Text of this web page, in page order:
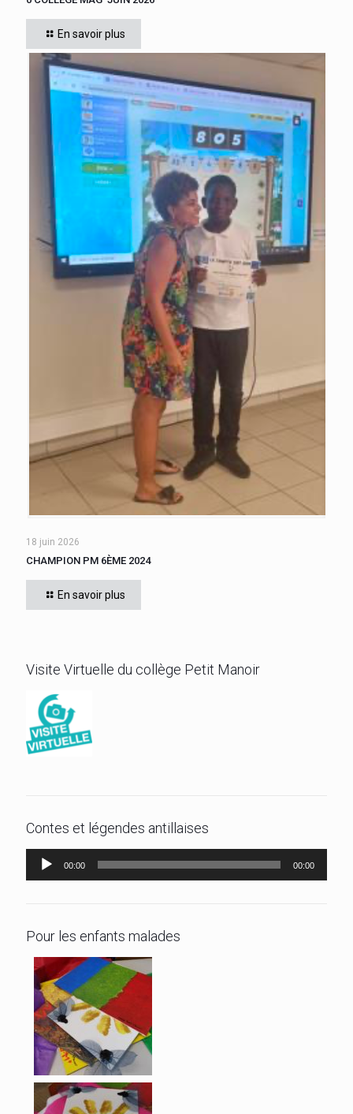
En savoir plus
Une finale opposant les classes de 601 et 602 a vu la victoire
de WILLIAM Chris, de 601, qui obtient le titre de meilleur 6ème.
Bravo![…]
18 juin 2026
CHAMPION PM 6ÈME 2024
En savoir plus
Visite Virtuelle du collège Petit Manoir
Contes et légendes antillaises
Lecteur
audio
00:00 00:00
Pour les enfants malades